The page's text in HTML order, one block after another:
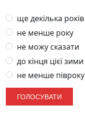
ще декілька років
не менше року
не можу сказати
до кінця цієї зими
не менше півроку